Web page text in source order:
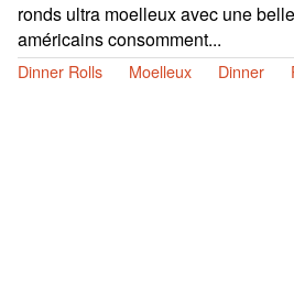
ronds ultra moelleux avec une
américains consomment...
Dinner Rolls Moelleux Dinner